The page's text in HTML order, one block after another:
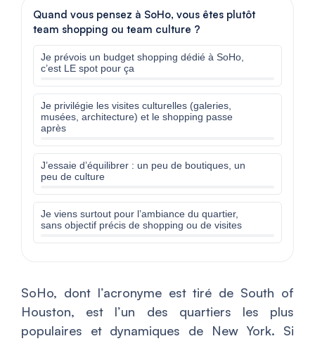
Quand vous pensez à SoHo, vous êtes plutôt
team shopping ou team culture ?
Je prévois un budget shopping dédié à SoHo,
c’est LE spot pour ça
Je privilégie les visites culturelles (galeries,
musées, architecture) et le shopping passe
après
J’essaie d’équilibrer : un peu de boutiques, un
peu de culture
Je viens surtout pour l’ambiance du quartier,
sans objectif précis de shopping ou de visites
SoHo, dont l’acronyme est tiré de South of
Houston, est l’un des quartiers les plus
populaires et dynamiques de New York. Si